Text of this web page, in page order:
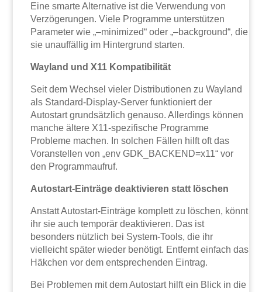
Eine smarte Alternative ist die Verwendung von
Verzögerungen. Viele Programme unterstützen
Parameter wie „–minimized“ oder „–background“, die
sie unauffällig im Hintergrund starten.
Wayland und X11 Kompatibilität
Seit dem Wechsel vieler Distributionen zu Wayland
als Standard-Display-Server funktioniert der
Autostart grundsätzlich genauso. Allerdings können
manche ältere X11-spezifische Programme
Probleme machen. In solchen Fällen hilft oft das
Voranstellen von „env GDK_BACKEND=x11“ vor
den Programmaufruf.
Autostart-Einträge deaktivieren statt löschen
Anstatt Autostart-Einträge komplett zu löschen, könnt
ihr sie auch temporär deaktivieren. Das ist
besonders nützlich bei System-Tools, die ihr
vielleicht später wieder benötigt. Entfernt einfach das
Häkchen vor dem entsprechenden Eintrag.
Bei Problemen mit dem Autostart hilft ein Blick in die